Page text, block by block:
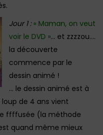
Jour 1 : « Maman, on veut
voir le DVD »… et zzzzou….
la découverte
commence par le
dessin animé !
… le dessin animé est à
de 4 ans vient
ffffusée (la méthode
quand même mieux